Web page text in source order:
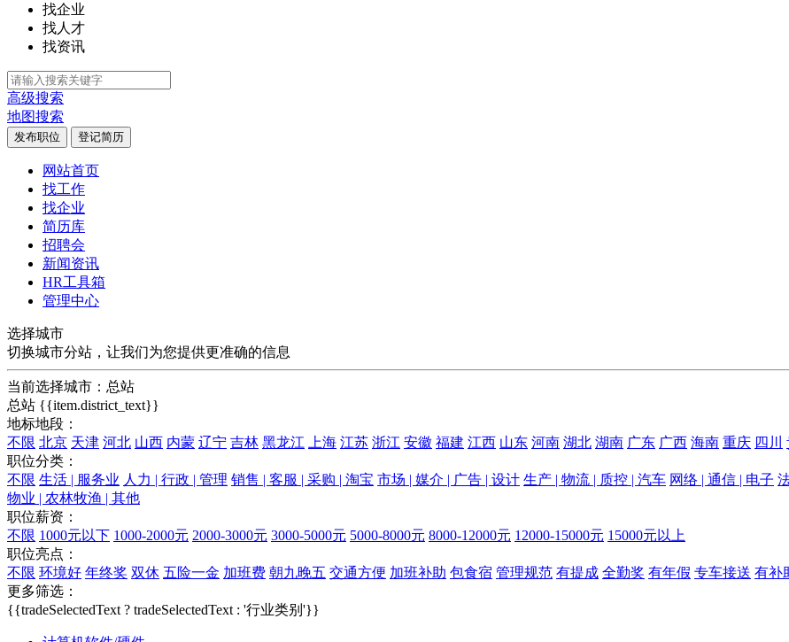
找企业
找人才
找资讯
高级搜索
地图搜索
发布职位 登记简历
网站首页
找工作
找企业
简历库
招聘会
新闻资讯
HR工具箱
管理中心
选择城市
切换城市分站，让我们为您提供更准确的信息
当前选择城市： 总站
总站 {{item.district_text}}
地标地段：
不限 北京 天津 河北 山西 内蒙 辽宁 吉林 黑龙江 上海 江苏 浙江 安徽 福建 江西 山东 河南 湖北 湖南 广东 广西 海南 重庆 四川
职位分类：
不限 生活 | 服务业 人力 | 行政 | 管理 销售 | 客服 | 采购 | 淘宝 市场 | 媒介 | 广告 | 设计 生产 | 物流 | 质控 | 汽车 网络 | 通信 | 电子
物业 | 农林牧渔 | 其他
职位薪资：
不限 1000元以下 1000-2000元 2000-3000元 3000-5000元 5000-8000元 8000-12000元 12000-15000元 15000元以上
职位亮点：
不限 环境好 年终奖 双休 五险一金 加班费 朝九晚五 交通方便 加班补助 包食宿 管理规范 有提成 全勤奖 有年假 专车接送 有补
更多筛选：
{{tradeSelectedText ? tradeSelectedText : '行业类别'}}